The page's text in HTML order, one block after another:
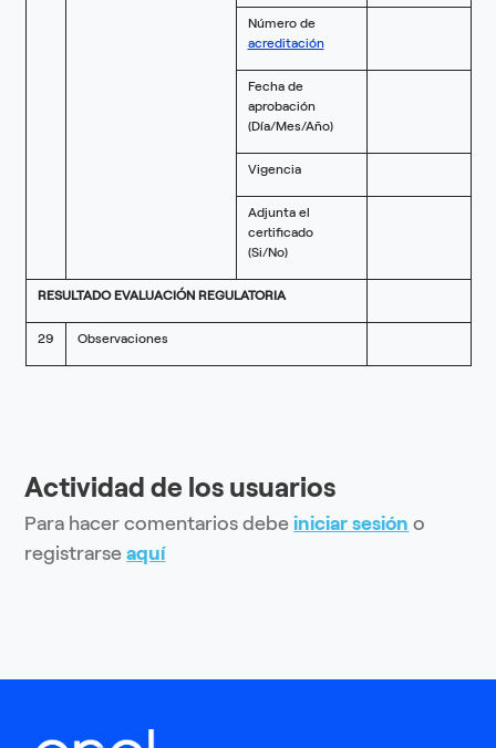
Número de
acreditación
Fecha de
aprobación
(Día/Mes/Año)
Vigencia
Adjunta el
certificado
(Si/No)
RESULTADO EVALUACIÓN REGULATORIA
29 Observaciones
Actividad de los usuarios
Para hacer comentarios debeiniciar sesión o
registrarseaquí